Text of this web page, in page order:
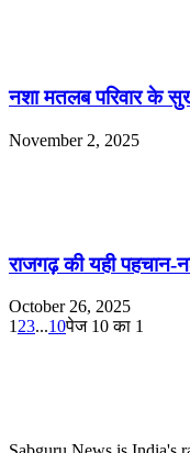
नशा मतलब परिवार के
November 2, 2025
राजगढ़ की यही पहचान-
October 26, 2025
1 23...10पेज 10 का 1